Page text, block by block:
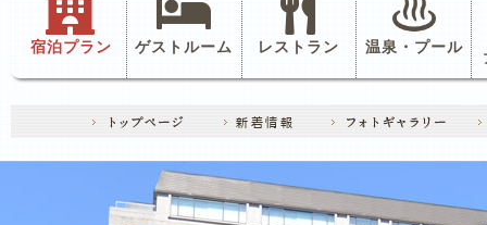
宿泊プラン ゲストルーム レストラン 温泉・プール